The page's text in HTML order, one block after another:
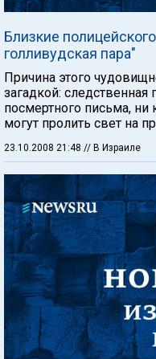
Близкие
голливудская пара"
Причина этого
загадкой:
посмертного письма, ни
могут пролить свет на
23.10.2008 21:48 // В Израиле